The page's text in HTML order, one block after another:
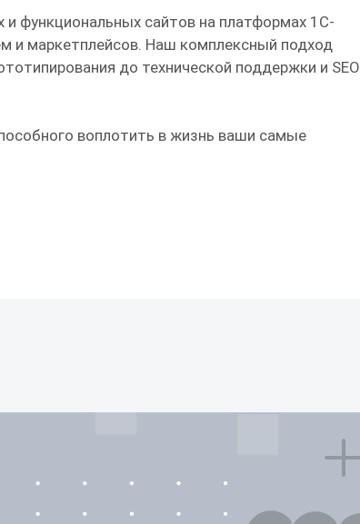
функциональных сайтов на платформах 1С-
и маркетплейсов. Наш комплексный подход
до технической поддержки и
воплотить в жизнь ваши самые